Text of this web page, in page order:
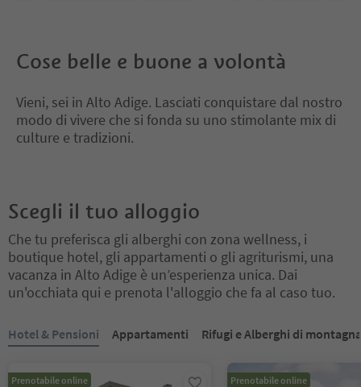
Cose belle e buone a volontà
Vieni, sei in Alto Adige. Lasciati conquistare dal nostro
modo di vivere che si fonda su uno stimolante mix di
culture e tradizioni.
Scegli il tuo alloggio
Che tu preferisca gli alberghi con zona wellness, i
boutique hotel, gli appartamenti o gli agriturismi, una
vacanza in Alto Adige è un’esperienza unica. Dai
un'occhiata qui e prenota l'alloggio che fa al caso tuo.
Hotel & Pensioni Appartamenti Rifugi e Alberghi di montagna
Prenotabile online Prenotabile online